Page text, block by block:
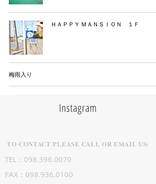
ＨＡＰＰＹ ＭＡＮＳＩＯＮ １Ｆ
梅雨入り
Instagram
TO CONTACT PLEASE CALL OR EMAIL US:
TEL：098.396.0070
FAX：098.936.0100